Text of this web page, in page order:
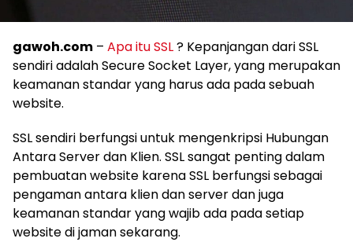
gawoh.com – Apa itu SSL? Kepanjangan dari SSL
sendiri adalah Secure Socket Layer, yang merupakan
keamanan standar yang harus ada pada sebuah
website.
SSL sendiri berfungsi untuk mengenkripsi Hubungan
Antara Server dan Klien. SSL sangat penting dalam
pembuatan website karena SSL berfungsi sebagai
pengaman antara klien dan server dan juga
keamanan standar yang wajib ada pada setiap
website di jaman sekarang.